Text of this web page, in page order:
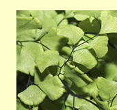
Bild